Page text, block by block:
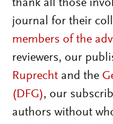
thank all those
journal for their
members of the
reviewers, our
Ruprecht and the
(DFG), our
authors without